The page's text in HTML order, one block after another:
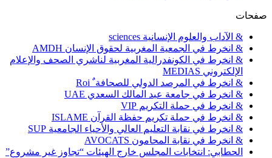
صفحات
& الآداب والعلوم الإنسانية sciences
& انخرط في الجمعية المغربية لحقوق الإنسان AMDH
& انخرط في الكونفدرالية المغربية لناشري الصحف والإعلام
الإلكتروني MEDIAS
& انخرط في المرصد الدولي للصحافة ٌ Roi
& انخرط في جامعة عبد المالك السعدي UAE
& انخرط في حملة التكريم VIP
& انخرط في حملة تكريم حفظة القرآن ISLAME
& انخرط في نقابة التعليم العالي والأحياء الجامعية SUP
& انخرط في نقابة المحامون AVOCATS
الحطابي: انتخابات المجلس خارج الهيئات “تجاوز غير مشروع”